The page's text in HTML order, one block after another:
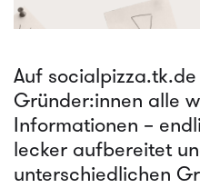
Auf
Gründer:innen alle
Informationen –
lecker aufbereitet
unterschiedlichen